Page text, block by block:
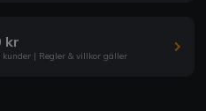
kr
| Regler & villkor gäller